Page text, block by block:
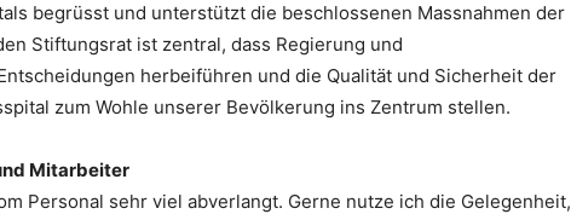
begrüsst und unterstützt die beschlossenen Massnahmen der
Stiftungsrat ist zentral, dass Regierung und
herbeiführen und die Qualität und Sicherheit der
zum Wohle unserer Bevölkerung ins Zentrum stellen.
Mitarbeiter
Personal sehr viel abverlangt. Gerne nutze ich die Gelegenheit,